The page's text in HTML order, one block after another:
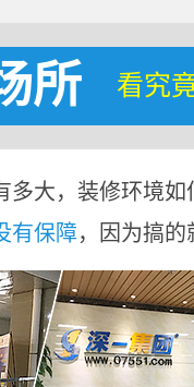
所 看究
多大，装修环境
有保障，因为搞